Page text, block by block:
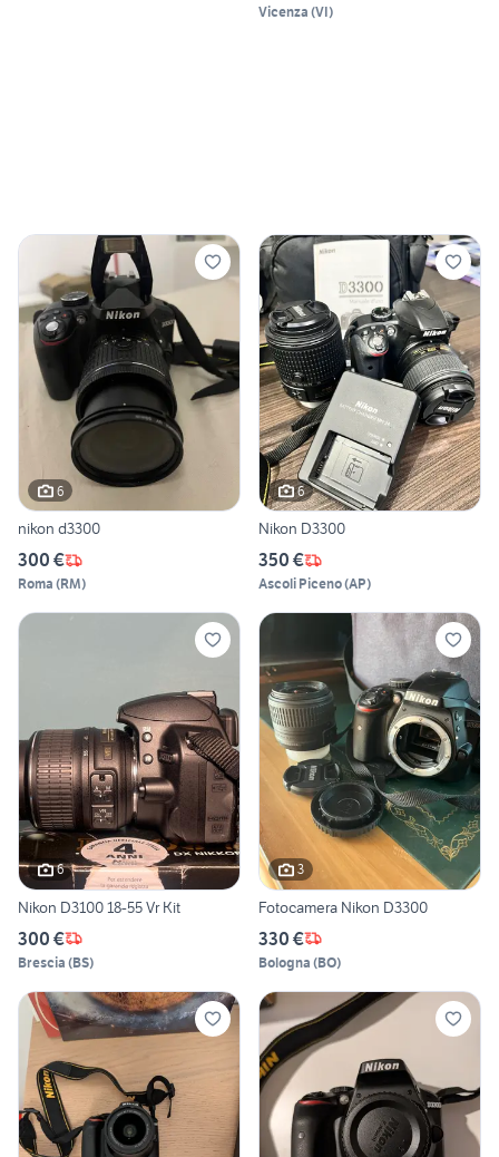
Vicenza (VI)
6
nikon d3300
300 €
Roma (RM)
6
Nikon D3300
350 €
Ascoli Piceno(AP)
6
Nikon D3100 18-55 Vr Kit
300 €
Brescia (BS)
3
Fotocamera Nikon D3300
330 €
Bologna (BO)